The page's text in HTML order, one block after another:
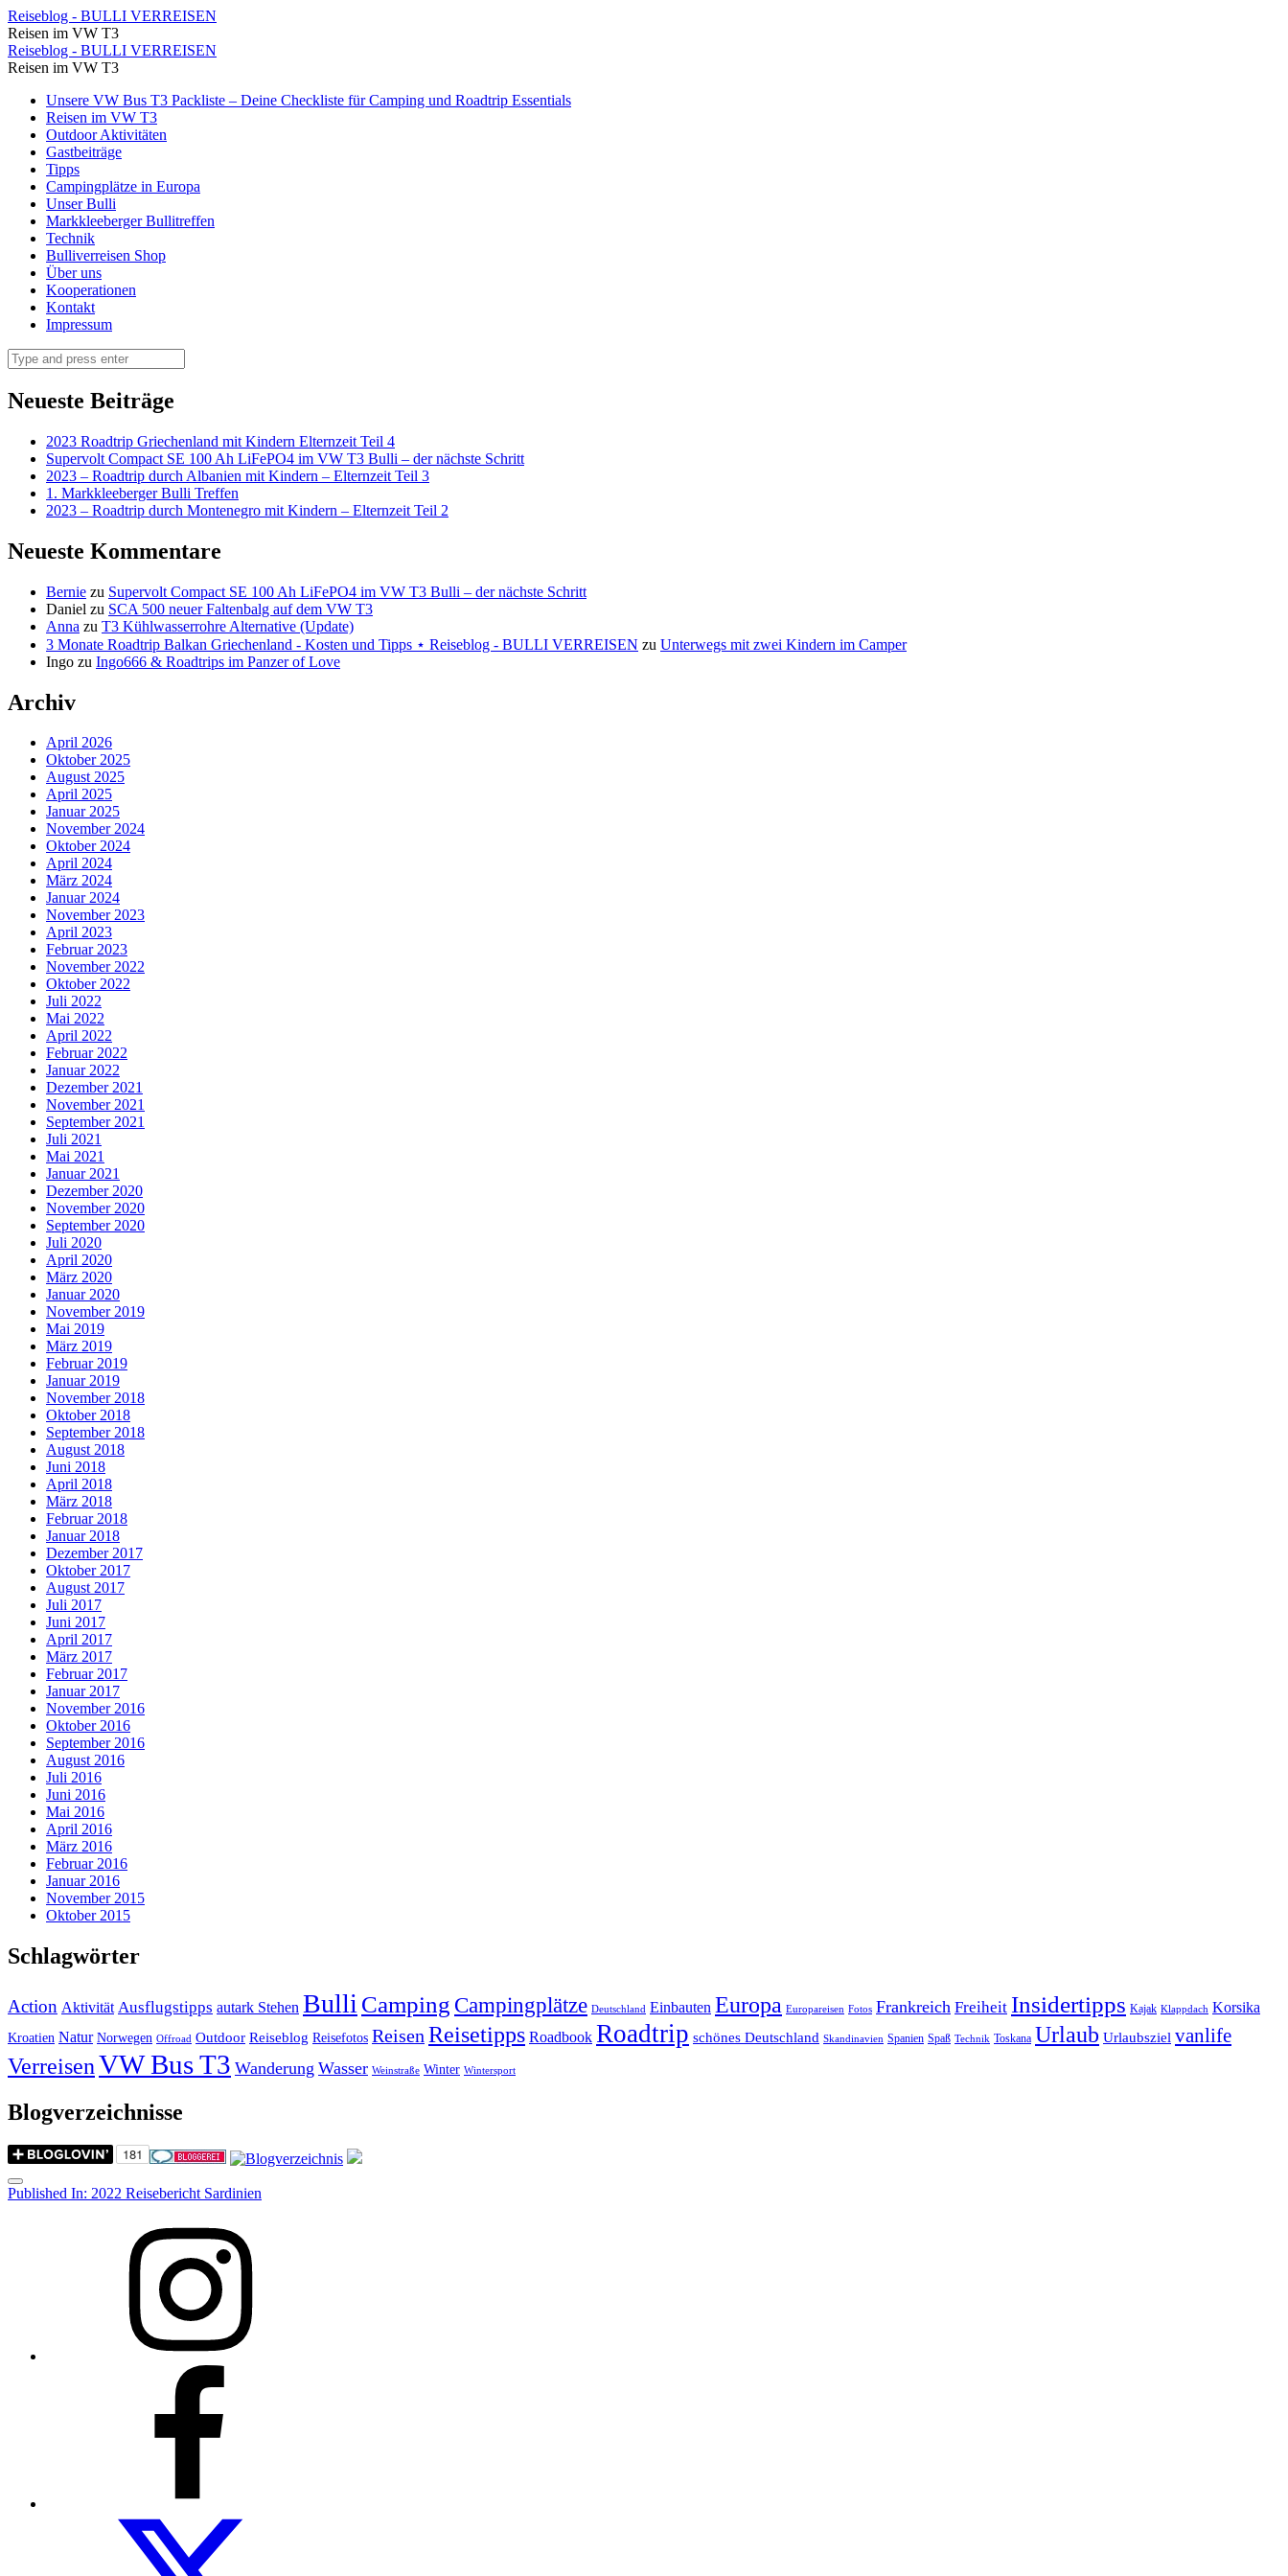
⋆
Reiseblog
-
BULLI
VERREISEN
Reiseblog - BULLI VERREISEN
Reisen im VW T3
⋆
Reiseblog
BULLI
VERREISEN
Reiseblog - BULLI VERREISEN
Reisen im VW T3
Skip
content
Unsere VW Bus T3 Packliste – Deine Checkliste für Camping und Roadtrip Essentials
Reisen im VW T3
Outdoor Aktivitäten
Gastbeiträge
Tipps
Campingplätze in Europa
Unser Bulli
Markkleeberger Bullitreffen
Technik
Bulliverreisen Shop
Über uns
Kooperationen
Kontakt
Impressum
Search
Neueste Beiträge
2023 Roadtrip Griechenland mit Kindern Elternzeit Teil 4
Supervolt Compact SE 100 Ah LiFePO4 im VW T3 Bulli – der nächste Schritt
2023 – Roadtrip durch Albanien mit Kindern – Elternzeit Teil 3
1. Markkleeberger Bulli Treffen
2023 – Roadtrip durch Montenegro mit Kindern – Elternzeit Teil 2
Neueste Kommentare
Bernie zu Supervolt Compact SE 100 Ah LiFePO4 im VW T3 Bulli – der nächste Schritt
Daniel zu SCA 500 neuer Faltenbalg auf dem VW T3
Anna zu T3 Kühlwasserrohre Alternative (Update)
3 Monate Roadtrip Balkan Griechenland - Kosten und Tipps ⋆ Reiseblog - BULLI VERREISEN zu Unterwegs mit zwei Kindern im Camper
Ingo zu Ingo666 & Roadtrips im Panzer of Love
Archiv
April 2026
Oktober 2025
August 2025
April 2025
Januar 2025
November 2024
Oktober 2024
April 2024
März 2024
Januar 2024
November 2023
April 2023
Februar 2023
November 2022
Oktober 2022
Juli 2022
Mai 2022
April 2022
Februar 2022
Januar 2022
Dezember 2021
November 2021
September 2021
Juli 2021
Mai 2021
Januar 2021
Dezember 2020
November 2020
September 2020
Juli 2020
April 2020
März 2020
Januar 2020
November 2019
Mai 2019
März 2019
Februar 2019
Januar 2019
November 2018
Oktober 2018
September 2018
August 2018
Juni 2018
April 2018
März 2018
Februar 2018
Januar 2018
Dezember 2017
Oktober 2017
August 2017
Juli 2017
Juni 2017
April 2017
März 2017
Februar 2017
Januar 2017
November 2016
Oktober 2016
September 2016
August 2016
Juli 2016
Juni 2016
Mai 2016
April 2016
März 2016
Februar 2016
Januar 2016
November 2015
Oktober 2015
Schlagwörter
Action Aktivität Ausflugstipps autark Stehen BulliCamping Campingplätze Deutschland Einbauten Europa Europareisen Fotos Frankreich Freiheit Insidertipps Kajak Klappdach Korsika
Kroatien Natur Norwegen Offroad Outdoor Reiseblog Reisefotos ReisenReisetipps Roadbook Roadtrip schönes Deutschland Skandinavien Spanien Spaß Technik Toskana Urlaub Urlaubsziel vanlife
VerreisenVW Bus T3 Wanderung Wasser Weinstraße Winter Wintersport
Blogverzeichnisse
Menu
Post
Published In: 2022 Reisebericht Sardinien